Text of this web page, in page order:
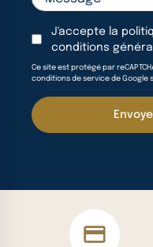
J'accepte la
conditions
Ce site est protégé par
conditions de service de Google